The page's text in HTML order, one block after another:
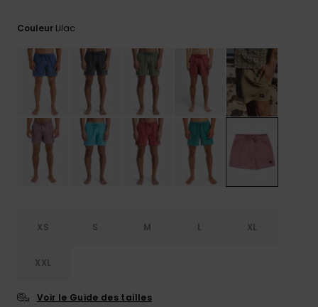
fréquentes
et notre
formulaire
contact.
Consulter
la FAQ
Couleur Lilac
XS S M L XL
XXL
Voir le Guide des tailles